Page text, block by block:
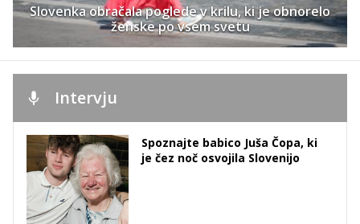
Slovenka obračala poglede v krilu, ki je obnorelo
ženske po vsem svetu
Intervju
Spoznajte babico Juša Čopa, ki
je čez noč osvojila Slovenijo